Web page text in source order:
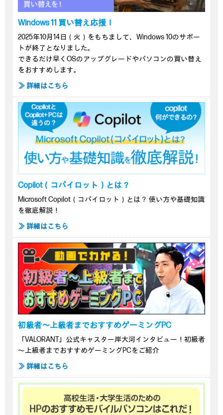
Windows 11 買い替え応援！
2025年10月14日（火）をもちまして、Windows 10のサポー
トが終了となりました。
できるだけ早くOSのアップグレードやパソコンの買い替え
をおすすめします。
≫ 詳細はこちら
Copilot（コパイロット）とは？
Microsoft Copilot（コパイロット）とは？ 使い方や基礎知識
を徹底解説！
≫ 詳細はこちら
初級者～上級者までおすすめゲーミングPC
「VALORANT」公式キャスター岸大河インタビュー！初級者
～上級者までおすすめゲーミングPCをご紹介
≫ 詳細はこちら